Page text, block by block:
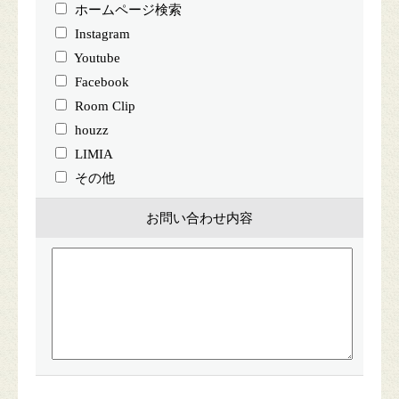
ホームページ検索
Instagram
Youtube
Facebook
Room Clip
houzz
LIMIA
その他
お問い合わせ内容